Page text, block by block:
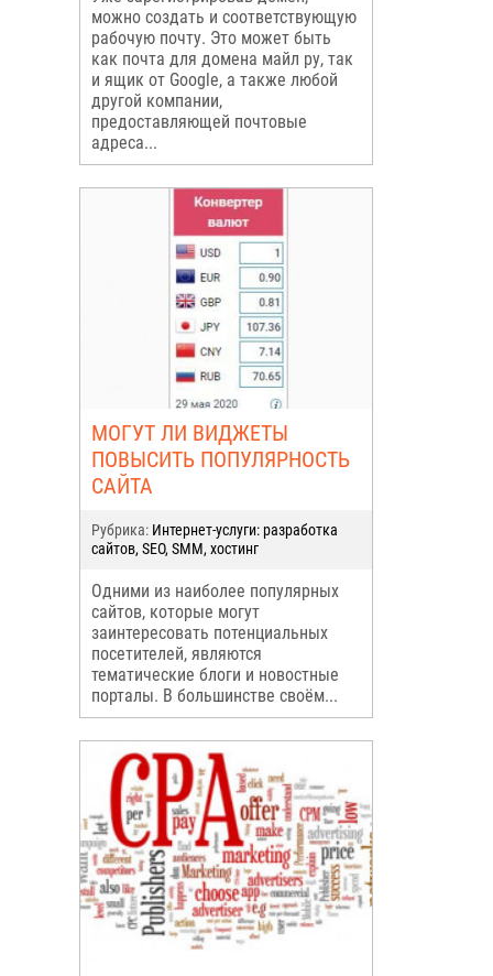
можно создать и соответствующую
рабочую почту. Это может быть
как почта для домена майл ру, так
и ящик от Google, а также любой
другой компании,
предоставляющей почтовые
адреса...
МОГУТ ЛИ ВИДЖЕТЫ
ПОВЫСИТЬ ПОПУЛЯРНОСТЬ
САЙТА
Рубрика: Интернет-услуги: разработка
сайтов, SEO, SMM, хостинг
Одними из наиболее популярных
сайтов, которые могут
заинтересовать потенциальных
посетителей, являются
тематические блоги и новостные
порталы. В большинстве своём...